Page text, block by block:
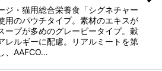
ジ・猫用総合栄養食「シグネチャー
用のパウチタイプ。素材のエキスが
ープが多めのグレービータイプ。穀
レルギーに配慮。リアルミートを第
、AAFCO…